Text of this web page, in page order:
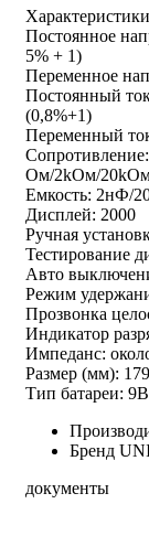
Постоянное
5% + 1)
Переменное
Постоянный
(0,8%+1)
Переменный
Oм/2kOм/
Емкость: 2нФ/
Дисплей: 2000
Ручная
Тестирование
Авто
Режим
Прозвонка
Индикатор
Импеданс:
Размер (мм):
Тип батареи: 9В
Бренд
документы